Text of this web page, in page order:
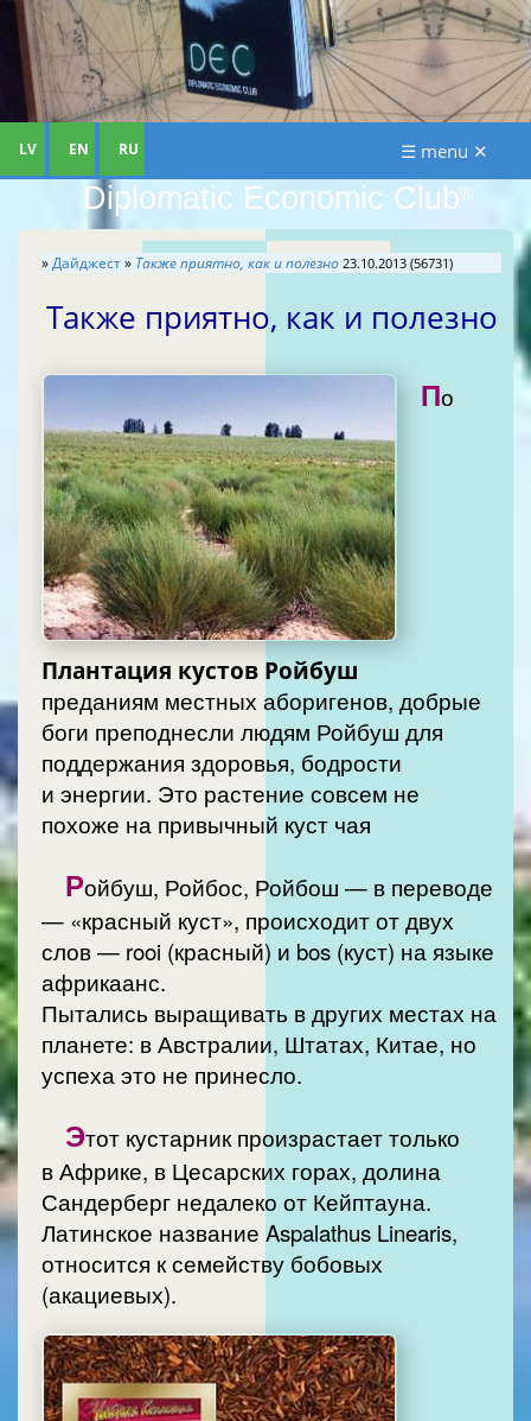
Diplomatic Economic Club®
LV EN RU ☰ menu ✕
»Дайджест» Также приятно, как и полезно 23.10.2013 (56731)
Также приятно, как и полезно
Плантация кустов Ройбуш
По
преданиям местных аборигенов, добрые
боги преподнесли людям Ройбуш для
поддержания здоровья, бодрости
и энергии. Это растение совсем не
похоже на привычный куст чая
Ройбуш, Ройбос, Ройбош — в переводе
— «красный куст», происходит от двух
слов — rooi (красный) и bos (куст) на языке
африкаанс.
Пытались выращивать в других местах на
планете: в Австралии, Штатах, Китае, но
успеха это не принесло.
Этот кустарник произрастает только
в Африке, в Цесарских горах, долина
Сандерберг недалеко от Кейптауна.
Латинское название Aspalathus Linearis,
относится к семейству бобовых
(акациевых).